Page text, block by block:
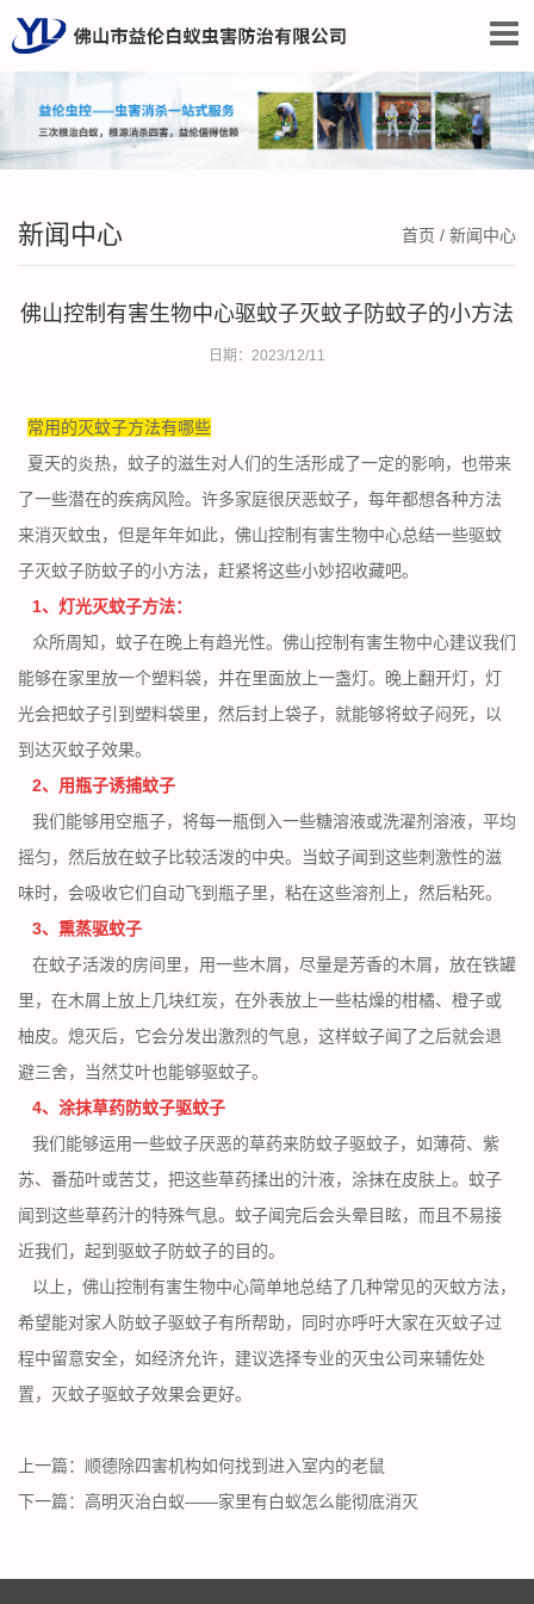
新闻中心 首页 / 新闻中心
佛山控制有害生物中心驱蚊子灭蚊子防蚊子的小方法
日期：2023/12/11
常用的灭蚊子方法有哪些
夏天的炎热，蚊子的滋生对人们的生活形成了一定的影响，也带来
了一些潜在的疾病风险。许多家庭很厌恶蚊子，每年都想各种方法
来消灭蚊虫， 但是年年如此，佛山控制有害生物中心总结一些驱蚊
子灭蚊子防蚊子的小方法，赶紧将这些小妙招收藏吧。
1、灯光灭蚊子方法：
众所周知，蚊子在晚上有趋光性。 佛山控制有害生物中心建议我们
能够在家里放一个塑料袋，并在里面放上一盏灯。晚上翻开灯，灯
光会把蚊子引到塑料袋里，然后封上袋子，就能够将蚊子闷死，以
到达灭蚊子效果。
2、用瓶子诱捕蚊子
我们能够用空瓶子，将每一瓶倒入一些糖溶液或洗濯剂溶液，平均
摇匀，然后放在蚊子比较活泼的中央。当蚊子闻到这些刺激性的滋
味时，会吸收它们自动飞到瓶子里，粘在这些溶剂上，然后粘死。
3、熏蒸驱蚊子
在蚊子活泼的房间里，用一些木屑，尽量是芳香的木屑，放在铁罐
里，在木屑上放上几块红炭，在外表放上一些枯燥的柑橘、橙子或
柚皮。熄灭后，它会分发出激烈的气息，这样蚊子闻了之后就会退
避三舍，当然艾叶也能够驱蚊子。
4、涂抹草药防蚊子驱蚊子
我们能够运用一些蚊子厌恶的草药来防蚊子驱蚊子，如薄荷、紫
苏、番茄叶或苦艾，把这些草药揉出的汁液，涂抹在皮肤上。蚊子
闻到这些草药汁的特殊气息。蚊子闻完后会头晕目眩，而且不易接
近我们，起到驱蚊子防蚊子的目的。
以上，佛山控制有害生物中心简单地总结了几种常见的灭蚊方法，
希望能对家人防蚊子驱蚊子有所帮助，同时亦呼吁大家在灭蚊子过
程中留意安全，如经济允许，建议选择专业的灭虫公司来辅佐处
置，灭蚊子驱蚊子效果会更好。
上一篇： 顺德除四害机构如何找到进入室内的老鼠
下一篇： 高明灭治白蚁——家里有白蚁怎么能彻底消灭